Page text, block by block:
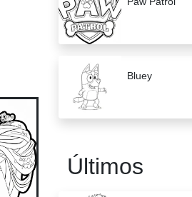
Bluey
Últimos